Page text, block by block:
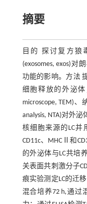
摘要
目的 探讨复方狼
(exosomes, exos)对
功能的影响。方法
细胞释放的外泌体
microscope, TEM)
analysis, NTA)对外
核细胞来源的LC并
CD11c、MHCⅡ和
的外泌体与LC共培
关表面共刺激分子
痕实验测定LC的迁
混合培养72 h,通过